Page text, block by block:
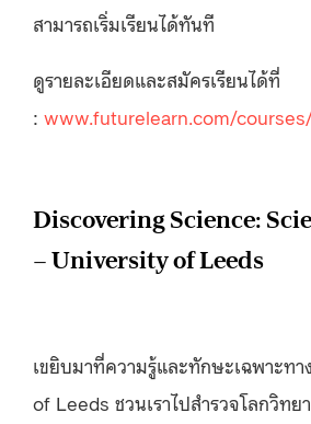
สามารถเริ่มเรียนได้ทันที
ดูรายละเอียดและสมัครเรียนได้ที่
: www.futurelearn.com/
Discovering Science:
– University of Leeds
เขยิบมาที่ความรู้และทักษะเฉพาะท
of Leeds ชวนเราไปสำรวจโลกวิทย